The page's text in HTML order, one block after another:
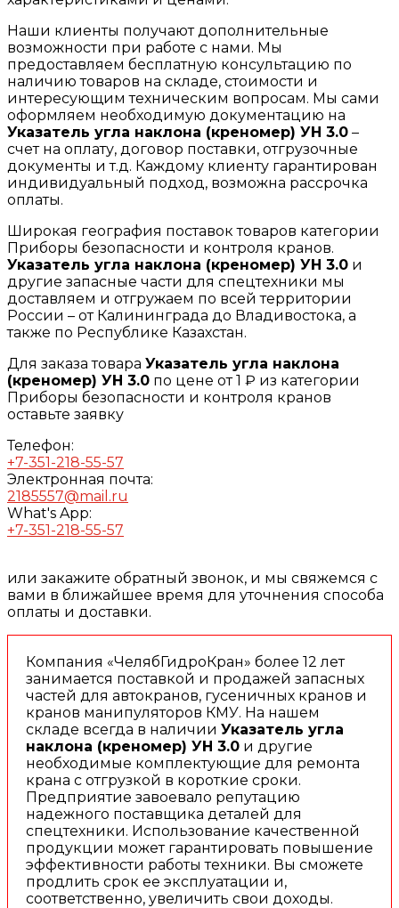
Наши клиенты получают дополнительные
возможности при работе с нами. Мы
предоставляем бесплатную консультацию по
наличию товаров на складе, стоимости и
интересующим техническим вопросам. Мы сами
оформляем необходимую документацию на
Указатель угла наклона (креномер) УН 3.0 –
счет на оплату, договор поставки, отгрузочные
документы и т.д. Каждому клиенту гарантирован
индивидуальный подход, возможна рассрочка
оплаты.
Широкая география поставок товаров категории
Приборы безопасности и контроля кранов.
Указатель угла наклона (креномер) УН 3.0 и
другие запасные части для спецтехники мы
доставляем и отгружаем по всей территории
России – от Калининграда до Владивостока, а
также по Республике Казахстан.
Для заказа товара Указатель угла наклона
(креномер) УН 3.0 по цене от 1 ₽ из категории
Приборы безопасности и контроля кранов
оставьте заявку
Телефон:
+7-351-218-55-57
Электронная почта:
2185557@mail.ru
What's App:
+7-351-218-55-57
или закажите обратный звонок, и мы свяжемся с
вами в ближайшее время для уточнения способа
оплаты и доставки.
Компания «ЧелябГидроКран» более 12 лет
занимается поставкой и продажей запасных
частей для автокранов, гусеничных кранов и
кранов манипуляторов КМУ. На нашем
складе всегда в наличии Указатель угла
наклона (креномер) УН 3.0 и другие
необходимые комплектующие для ремонта
крана с отгрузкой в короткие сроки.
Предприятие завоевало репутацию
надежного поставщика деталей для
спецтехники. Использование качественной
продукции может гарантировать повышение
эффективности работы техники. Вы сможете
продлить срок ее эксплуатации и,
соответственно, увеличить свои доходы.